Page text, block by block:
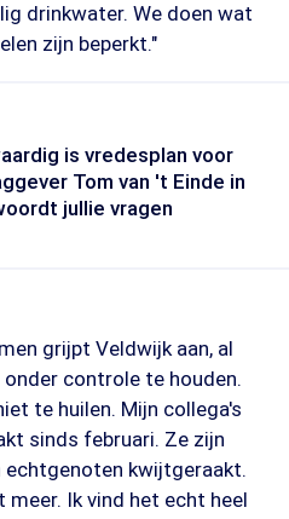
drinkwater. We doen wat
zijn beperkt."
is vredesplan voor
Tom van 't Einde in
jullie vragen
grijpt Veldwijk aan, al
controle te houden.
te huilen. Mijn collega's
sinds februari. Ze zijn
echtgenoten kwijtgeraakt.
Ik vind het echt heel